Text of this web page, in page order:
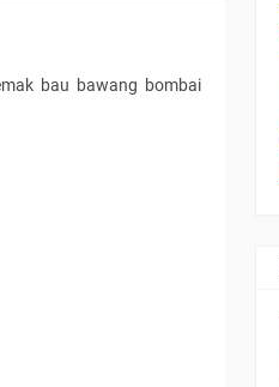
bau bawang bombai